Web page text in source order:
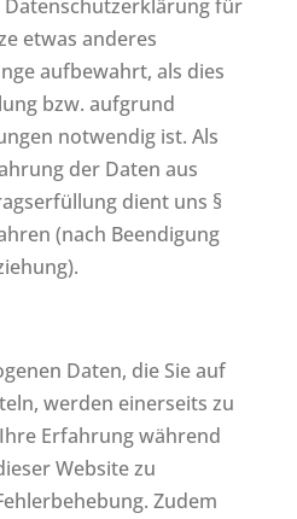
für
etwas anderes
aufbewahrt, als dies
bzw. aufgrund
notwendig ist. Als
der Daten aus
dient uns §
(nach Beendigung
Daten, die Sie auf
werden einerseits zu
Erfahrung während
Website zu
Zudem